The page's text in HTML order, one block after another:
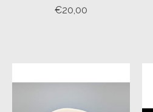
€20,00